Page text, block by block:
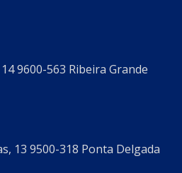
9600-563 Ribeira Grande
13 9500-318 Ponta Delgada